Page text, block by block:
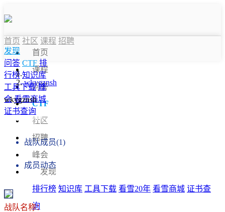
首页
课程
问答
CTF
社区
招聘
峰会
发现
排行榜 知识库 工具下载 看雪20年 看雪商城 证书查
询
首页 社区 课程 招聘
发现
问答 CTF 排
行榜 知识库
工具下载 峰
会 看雪商城
证书查询
wkygznsh
wkygznsh
战队信息
战队成员(1)
成员动态
战队名称：